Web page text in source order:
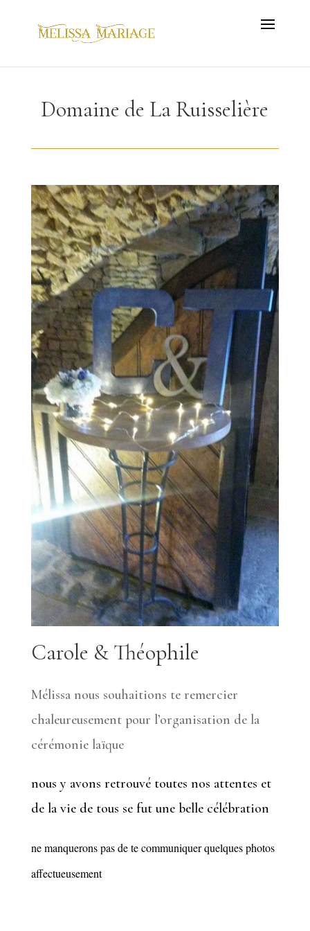
Domaine de La Ruisselière
Carole & Théophile
Mélissa nous souhaitions te remercier
chaleureusement pour l’organisation de la
cérémonie laïque
nous y avons retrouvé toutes nos attentes et
de la vie de tous se fut une belle célébration
ne manquerons pas de te communiquer quelques photos
affectueusement